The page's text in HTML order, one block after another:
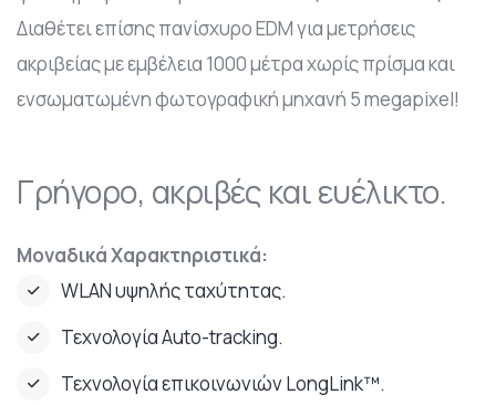
Διαθέτει επίσης πανίσχυρο EDM για μετρήσεις
ακριβείας με εμβέλεια 1000 μέτρα χωρίς πρίσμα και
ενσωματωμένη φωτογραφική μηχανή 5 megapixel!
Γρήγορο, ακριβές και ευέλικτο.
Μοναδικά Χαρακτηριστικά:
WLAN υψηλής ταχύτητας.
Τεχνολογία Auto-tracking.
Τεχνολογία επικοινωνιών LongLink™.